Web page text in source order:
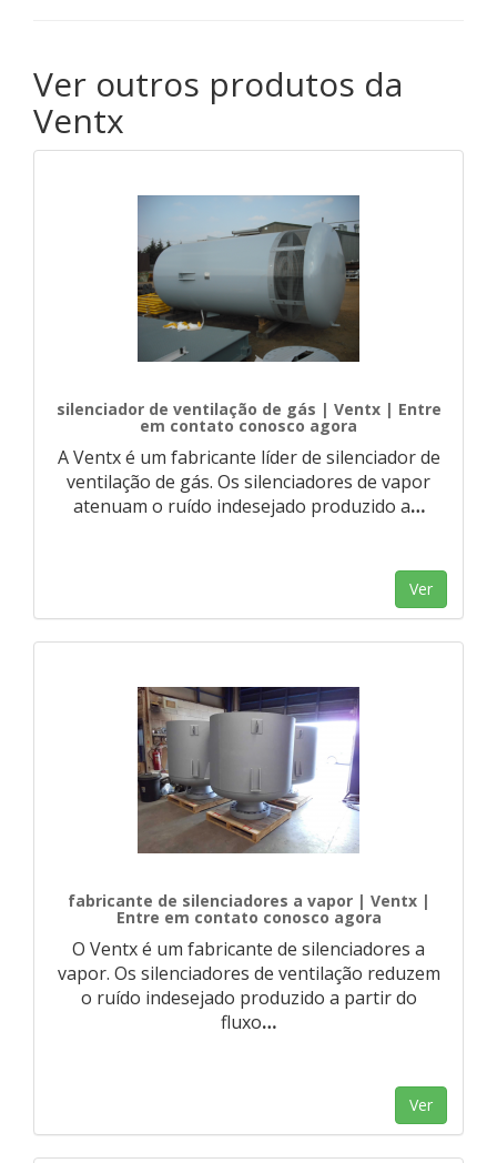
Ver outros produtos da
Ventx
silenciador de ventilação de gás | Ventx | Entre
em contato conosco agora
A Ventx é um fabricante líder de silenciador de
ventilação de gás. Os silenciadores de vapor
atenuam o ruído indesejado produzido a…
Ver
fabricante de silenciadores a vapor | Ventx |
Entre em contato conosco agora
O Ventx é um fabricante de silenciadores a
vapor. Os silenciadores de ventilação reduzem
o ruído indesejado produzido a partir do
fluxo…
Ver